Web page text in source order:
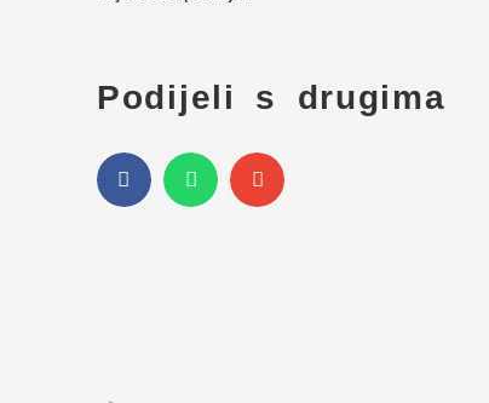
Podijeli s drugima